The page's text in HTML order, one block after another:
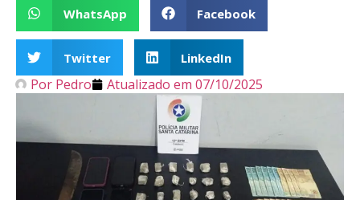
WhatsApp Facebook
Twitter LinkedIn
Por Pedro Atualizado em 07/10/2025